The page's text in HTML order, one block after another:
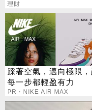
主：沒AI都很慘
理財
踩著空氣，邁向極限，
每一步都輕盈有力
PR・NIKE AIR MAX